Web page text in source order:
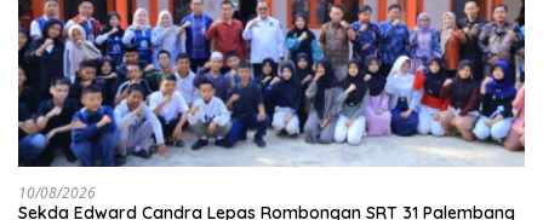
10/08/2026
Sekda Edward Candra Lepas Rombongan SRT 31 Palembang